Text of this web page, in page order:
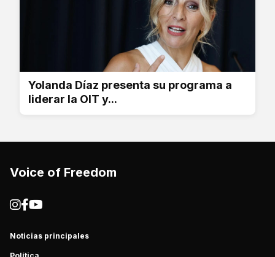
Yolanda Díaz presenta su programa a
liderar la OIT y...
Voice of Freedom
Noticias principales